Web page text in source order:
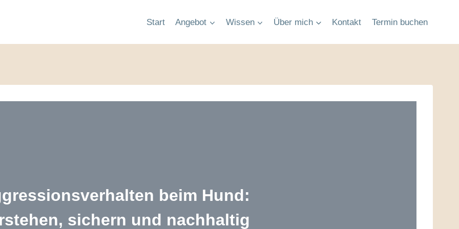
Start Angebot Wissen Über mich Kontakt Termin buchen
beim Hund:
sichern und nachhaltig